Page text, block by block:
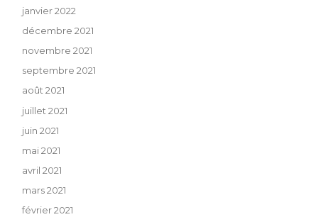
janvier 2022
décembre 2021
novembre 2021
septembre 2021
août 2021
juillet 2021
juin 2021
mai 2021
avril 2021
mars 2021
février 2021